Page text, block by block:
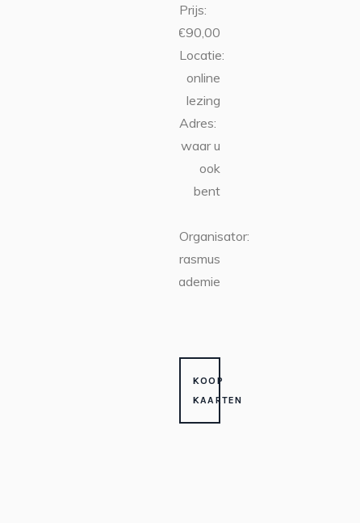
Prijs:
€90,00
Locatie:
online
lezing
Adres:
waar u
ook
bent
Organisator:
Erasmus
Academie
KOOP
KAARTEN